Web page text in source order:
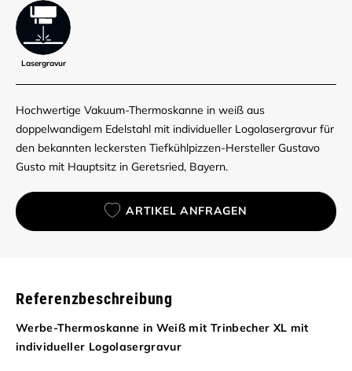
Lasergravur
Hochwertige Vakuum-Thermoskanne in weiß aus
doppelwandigem Edelstahl mit individueller Logolasergravur für
den bekannten leckersten Tiefkühlpizzen-Hersteller Gustavo
Gusto mit Hauptsitz in Geretsried, Bayern.
ARTIKEL ANFRAGEN
Referenzbeschreibung
Werbe-Thermoskanne in Weiß mit Trinbecher XL mit
individueller Logolasergravur